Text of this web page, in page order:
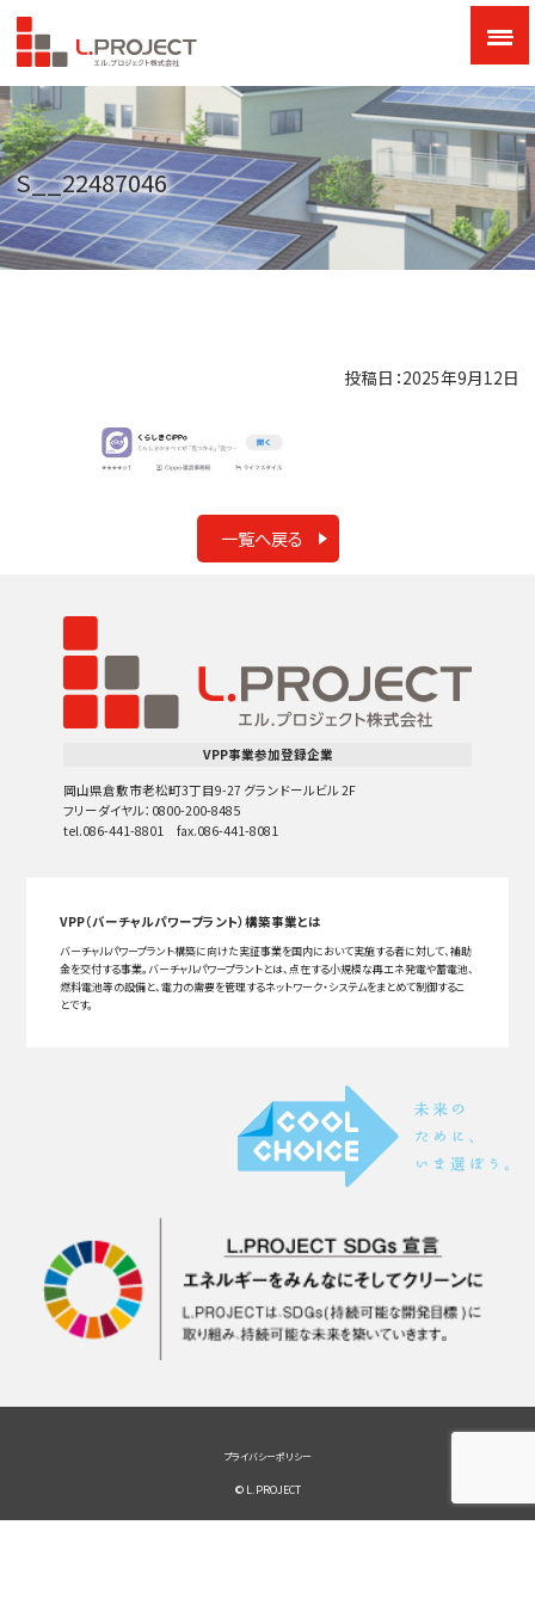
S__22487046
投稿日：2025年9月12日
一覧へ戻る
VPP事業参加登録企業
岡山県倉敷市老松町3丁目9-27 グランドールビル 2F
フリーダイヤル：0800-200-8485
tel.086-441-8801 fax.086-441-8081
VPP（バーチャルパワープラント）構築事業とは
バーチャルパワープラント構築に向けた実証事業を国内において実施する者に対して、補助
金を交付する事業。バーチャルパワープラントとは、点在する小規模な再エネ発電や蓄電池、
燃料電池等の設備と、電力の需要を管理するネットワーク・システムをまとめて制御するこ
とです。
プライバシーポリシー
© L.PROJECT